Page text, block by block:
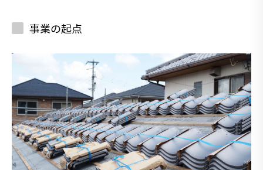
事業の起点